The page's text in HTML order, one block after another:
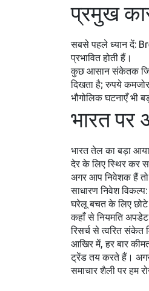
प्रमुख
सबसे पहले ध्यान दें:
प्रभावित होती हैं।
कुछ आसान संकेतक जिन
दिखता है; रुपये कमजोर
भौगोलिक घटनाएँ भी
भारत
भारत तेल का बड़ा
देर के लिए स्थिर कर
अगर आप निवेशक हैं तो
साधारण निवेश
घरेलू बचत के लिए छोटे
कहाँ से नियमति अपडेट
रिसर्च से त्वरित संकेत
आखिर में, हर बार
ट्रेंड तय करते हैं। अगर
समाचार शैली पर हम